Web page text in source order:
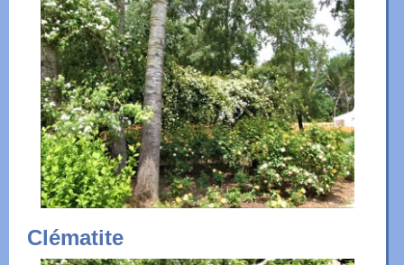
Clématite